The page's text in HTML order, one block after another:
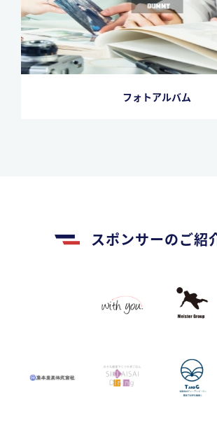
フォトアルバム
スポンサーのご紹